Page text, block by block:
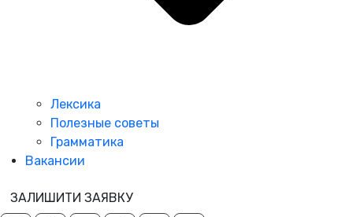
Лексика
Полезные советы
Грамматика
Вакансии
ЗАЛИШИТИ ЗАЯВКУ